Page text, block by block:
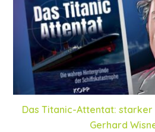
Das Titanic-Attentat: starker
Gerhard